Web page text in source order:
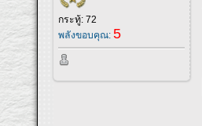
กระทู้: 72
พลังขอบคุณ:5